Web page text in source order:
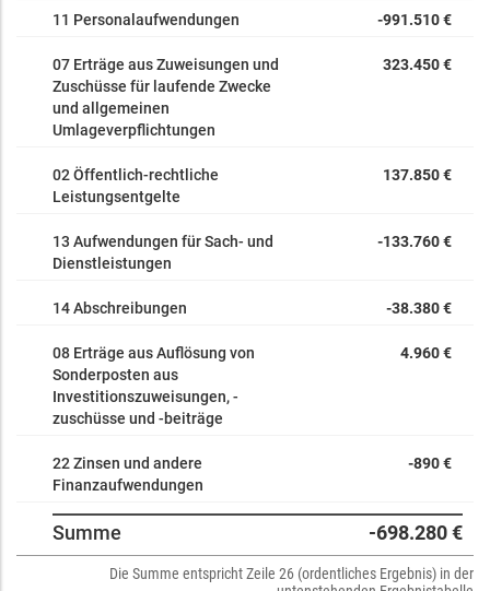
11 Personalaufwendungen -991.510 €
07 Erträge aus Zuweisungen und
Zuschüsse für laufende Zwecke
und allgemeinen
Umlageverpflichtungen
323.450 €
02 Öffentlich-rechtliche
Leistungsentgelte
137.850 €
13 Aufwendungen für Sach- und
Dienstleistungen
-133.760 €
14 Abschreibungen -38.380 €
08 Erträge aus Auflösung von
Sonderposten aus
Investitionszuweisungen, -
zuschüsse und -beiträge
4.960 €
22 Zinsen und andere
Finanzaufwendungen
-890 €
Summe -698.280 €
Die Summe entspricht Zeile 26 (ordentliches Ergebnis) in der